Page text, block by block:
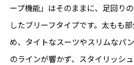
リ
ー
フ
】
原産国
日本
ープ機能」はそのままに、足回り
したブリーフタイプです。太もも
め、タイトなスーツやスリムなパ
のラインが響かず、スタイリッシ